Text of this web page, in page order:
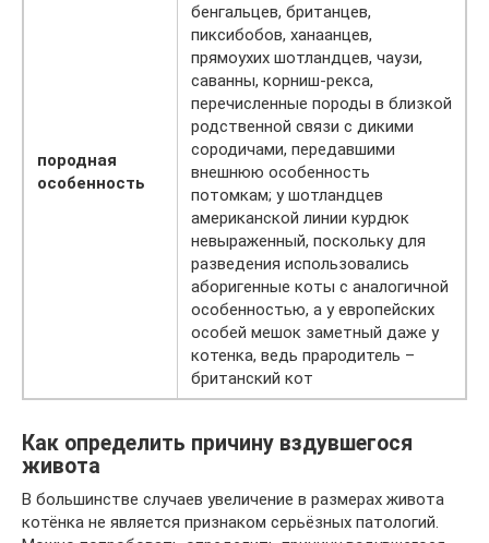
породная
особенность
бенгальцев, британцев,
пиксибобов, ханаанцев,
прямоухих шотландцев, чаузи,
саванны, корниш-рекса,
перечисленные породы в близкой
родственной связи с дикими
сородичами, передавшими
внешнюю особенность
потомкам; у шотландцев
американской линии курдюк
невыраженный, поскольку для
разведения использовались
аборигенные коты с аналогичной
особенностью, а у европейских
особей мешок заметный даже у
котенка, ведь прародитель –
британский кот
Как определить причину вздувшегося
живота
В большинстве случаев увеличение в размерах живота
котёнка не является признаком серьёзных патологий.